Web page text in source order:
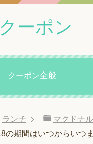
ーポン
クーポン全般
ランチ
マクドナ
の期間はいつからいつ